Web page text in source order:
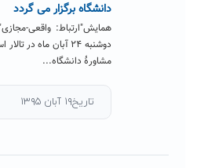
دانشگاه برگزار می گردد
همایش"ارتباط: واقعی-
دوشنبه ۲۴ آبان ماه
مشاورۀ دانشگاه...
تاریخ۱۹ آبان ۱۳۹۵